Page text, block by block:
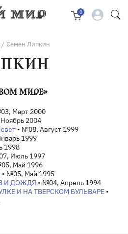
0
/ Семен Липкин
МИРЕ»
Март 2000
2004
• №08, Август 1999
1999
1998
Июль 1997
Май 1996
• №05, Май 1995
И ДОЖДЯ • №04, Апрель 1994
И НА ТВЕРСКОМ БУЛЬВАРЕ •